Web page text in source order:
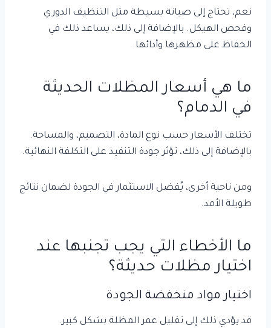
نعم، تحتاج إلى صيانة بسيطة مثل التنظيف الدوري
وفحص الهيكل. بالإضافة إلى ذلك، يساعد ذلك في
الحفاظ على مظهرها وأدائها.
ما هي أسعار المظلات الحديثة
في الدمام؟
تختلف الأسعار حسب نوع المادة، التصميم، والمساحة.
بالإضافة إلى ذلك، تؤثر جودة التنفيذ على التكلفة النهائية.
ومن ناحية أخرى، يُفضل الاستثمار في الجودة لضمان نتائج
طويلة الأمد.
ما الأخطاء التي يجب تجنبها عند
اختيار مظلات حديثة؟
اختيار مواد منخفضة الجودة
قد يؤدي ذلك إلى تقليل عمر المظلة بشكل كبير.